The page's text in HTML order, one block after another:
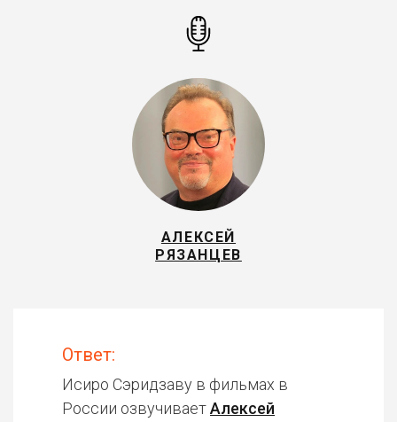
АЛЕКСЕЙ
РЯЗАНЦЕВ
Ответ:
Исиро Сэридзаву в фильмах в
России озвучиваетАлексей